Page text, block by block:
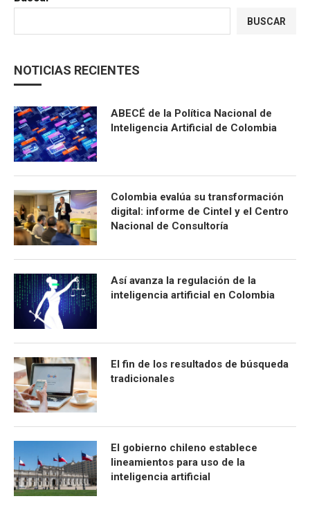
BUSCAR
NOTICIAS RECIENTES
ABECÉ de la Política Nacional de
Inteligencia Artificial de Colombia
Colombia evalúa su transformación
digital: informe de Cintel y el Centro
Nacional de Consultoría
Así avanza la regulación de la
inteligencia artificial en Colombia
El fin de los resultados de búsqueda
tradicionales
El gobierno chileno establece
lineamientos para uso de la
inteligencia artificial